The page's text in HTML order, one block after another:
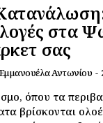
στα
σας
Εμμανουέλα Αντωνίου -
όπου τα
βρίσκονται